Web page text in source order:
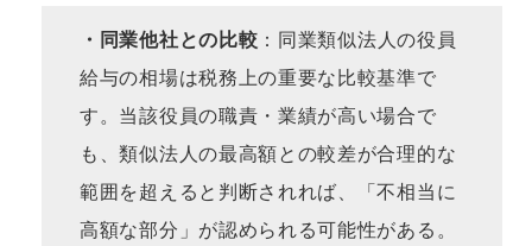
・同業他社との比較 ：同業類似法人の役員
給与の相場は税務上の重要な比較基準で
す。当該役員の職責・業績が高い場合で
も、類似法人の最高額との較差が合理的な
範囲を超えると判断されれば、「不相当に
高額な部分」が認められる可能性がある。